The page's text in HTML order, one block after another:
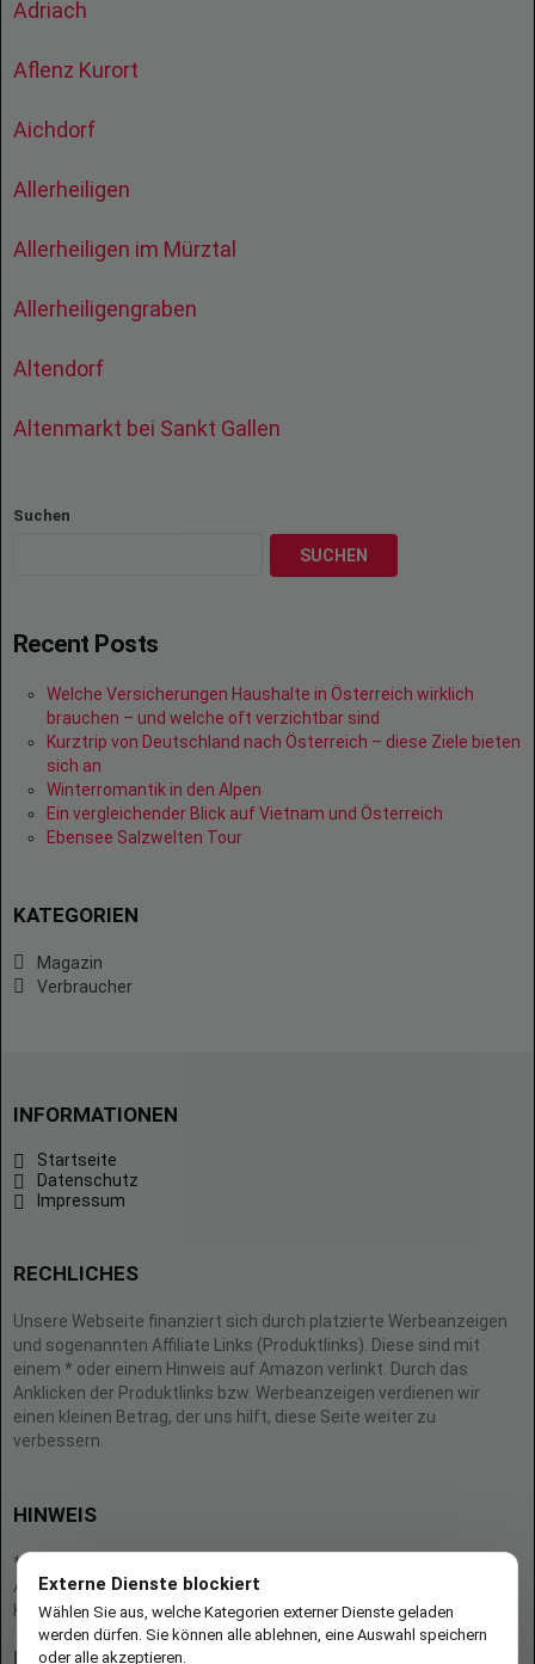
Adriach
Aflenz Kurort
Aichdorf
Allerheiligen
Allerheiligen im Mürztal
Allerheiligengraben
Altendorf
Altenmarkt bei Sankt Gallen
Suchen
SUCHEN
Recent Posts
Welche Versicherungen Haushalte in Österreich wirklich
brauchen – und welche oft verzichtbar sind
Kurztrip von Deutschland nach Österreich – diese Ziele bieten
sich an
Winterromantik in den Alpen
Ein vergleichender Blick auf Vietnam und Österreich
Ebensee Salzwelten Tour
KATEGORIEN
Magazin
Verbraucher
INFORMATIONEN
Startseite
Datenschutz
Impressum
RECHLICHES
Unsere Webseite finanziert sich durch platzierte Werbeanzeigen
und sogenannten Affiliate Links (Produktlinks). Diese sind mit
einem * oder einem Hinweis auf Amazon verlinkt. Durch das
Anklicken der Produktlinks bzw. Werbeanzeigen verdienen wir
einen kleinen Betrag, der uns hilft, diese Seite weiter zu
verbessern.
HINWEIS
* = Afilliate-Link (=Werbung)
Als Amazon-Partner verdient der Seitenbetreiber an qualifizierten
Käufen.
Hinweis zu Preisen und Verfügbarkeiten
Externe Dienste blockiert
Wählen Sie aus, welche Kategorien externer Dienste geladen
werden dürfen. Sie können alle ablehnen, eine Auswahl speichern
oder alle akzeptieren.